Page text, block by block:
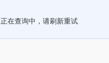
正在查询中，请刷新重试